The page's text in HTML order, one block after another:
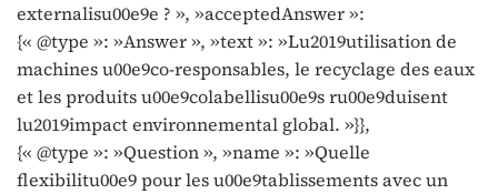
externalisu00e9e ? », »acceptedAnswer »:
{« @type »: »Answer », »text »: »Lu2019utilisation de
machines u00e9co-responsables, le recyclage des eaux
et les produits u00e9colabellisu00e9s ru00e9duisent
lu2019impact environnemental global. »}},
{« @type »: »Question », »name »: »Quelle
flexibilitu00e9 pour les u00e9tablissements avec un